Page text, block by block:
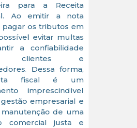
para a Receita
Ao emitir a nota
pagar os tributos em
evitar multas
a confiabilidade
clientes e
Dessa forma,
fiscal é um
imprescindível
empresarial e
de uma
comercial justa e